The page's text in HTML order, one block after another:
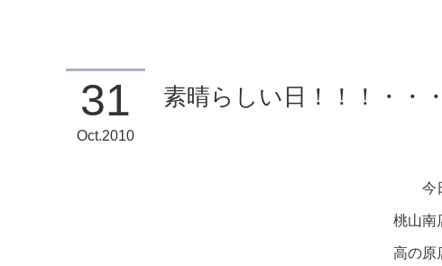
31
Oct 2010
素晴らしい日！！！・・
今
桃山南
高の原